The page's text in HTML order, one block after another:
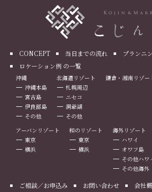
CONCEPT 当日までの流れ
プランニ
ロケーション例 の一覧
沖縄
沖縄本島
宮古島
伊良部島
その他
北海道リゾート
札幌周辺
ニセコ
洞爺湖
その他
鎌倉・湘南リゾー
アーバンリゾート
東京
横浜
和のリゾート
東京
横浜
海外リゾート
ハワイ
オワフ島
その他ハワ
その他海外
ご相談／お申込み お問い合わせ 会社